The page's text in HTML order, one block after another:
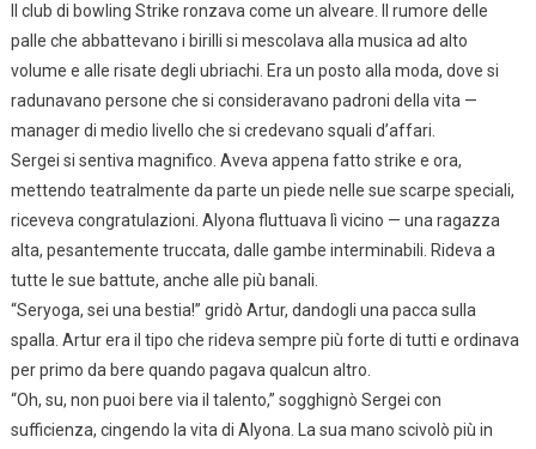
Il club di bowling Strike ronzava come un alveare. Il rumore delle
palle che abbattevano i birilli si mescolava alla musica ad alto
volume e alle risate degli ubriachi. Era un posto alla moda, dove si
radunavano persone che si consideravano padroni della vita —
manager di medio livello che si credevano squali d’affari.
Sergei si sentiva magnifico. Aveva appena fatto strike e ora,
mettendo teatralmente da parte un piede nelle sue scarpe speciali,
riceveva congratulazioni. Alyona fluttuava lì vicino — una ragazza
alta, pesantemente truccata, dalle gambe interminabili. Rideva a
tutte le sue battute, anche alle più banali.
“Seryoga, sei una bestia!” gridò Artur, dandogli una pacca sulla
spalla. Artur era il tipo che rideva sempre più forte di tutti e ordinava
per primo da bere quando pagava qualcun altro.
“Oh, su, non puoi bere via il talento,” sogghignò Sergei con
sufficienza, cingendo la vita di Alyona. La sua mano scivolò più in